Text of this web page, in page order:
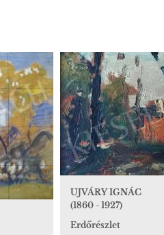
UJVÁRY IGNÁC
(1860 - 1927)
Erdőrészlet